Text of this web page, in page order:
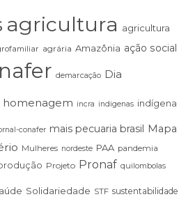
agricultura agricultura
agrária Amazônia ação social
demarcação Dia
homenagem incra indigenas indígena
conafer mais pecuaria brasil Mapa
Mulheres nordeste PAA pandemia
Projeto Pronaf quilombolas
Solidariedade STF sustentabilidade